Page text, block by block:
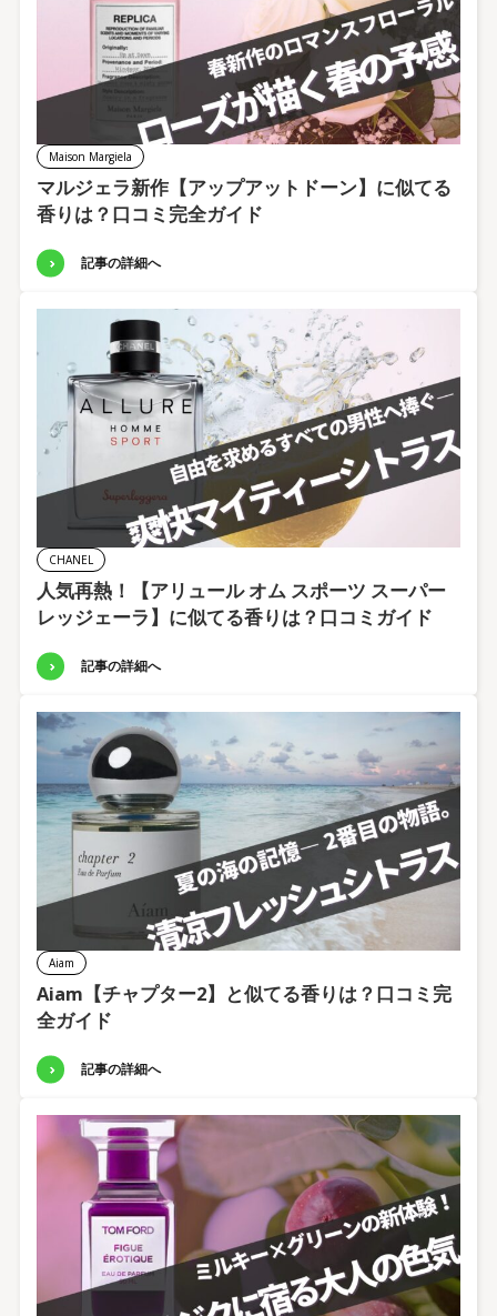
Maison Margiela
マルジェラ新作【アップアットドーン】に似てる
香りは？口コミ完全ガイド
記事の詳細へ
CHANEL
人気再熱！【アリュール オム スポーツ スーパー
レッジェーラ】に似てる香りは？口コミガイド
記事の詳細へ
Aiam
Aiam【チャプター2】と似てる香りは？口コミ完
全ガイド
記事の詳細へ